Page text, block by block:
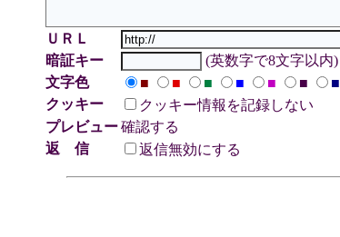
ＵＲＬ
暗証キー
(英数字で8文字以内)
文字色
■ ■ ■ ■ ■ ■ ■
クッキー
クッキー情報を記録しない
プレビュー確認する
返 信
返信無効にする